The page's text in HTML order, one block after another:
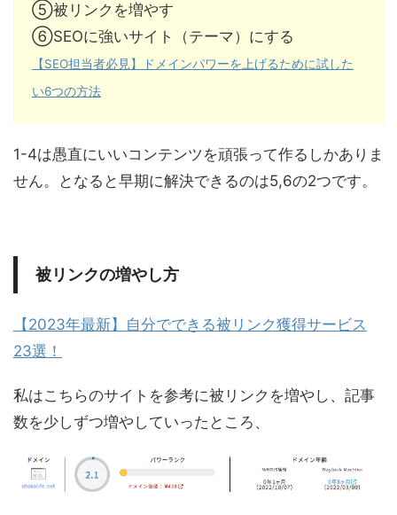
⑤被リンクを増やす
⑥SEOに強いサイト（テーマ）にする
【SEO担当者必見】ドメインパワーを上げるために試した
い6つの方法
1-4は愚直にいいコンテンツを頑張って作るしかありま
せん。となると早期に解決できるのは5,6の2つです。
被リンクの増やし方
【2023年最新】自分でできる被リンク獲得サービス
23選！
私はこちらのサイトを参考に被リンクを増やし、記事
数を少しずつ増やしていったところ、